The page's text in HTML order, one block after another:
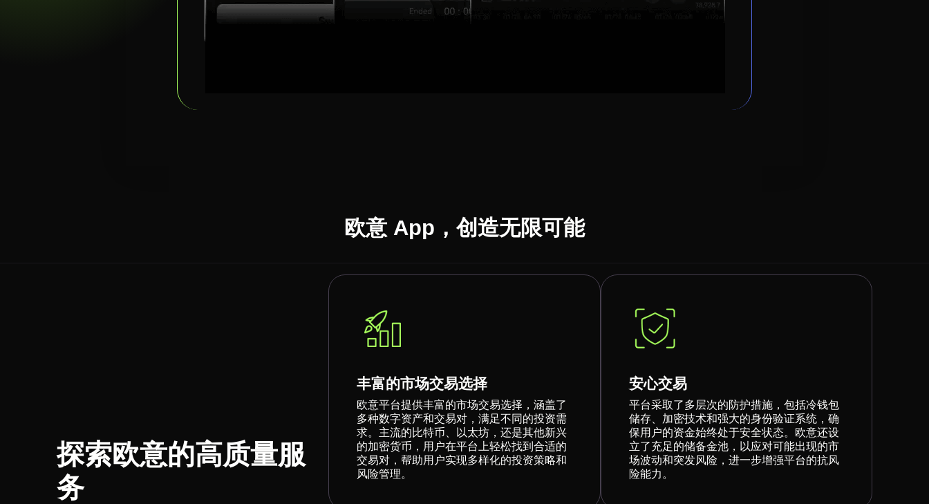
欧意 App，创造无限可能
探索欧意的高质量服
务
丰富的市场交易选择
欧意平台提供丰富的市场交易选择，涵盖了
多种数字资产和交易对，满足不同的投资需
求。主流的比特币、以太坊，还是其他新兴
的加密货币，用户在平台上轻松找到合适的
交易对，帮助用户实现多样化的投资策略和
风险管理。
安心交易
平台采取了多层次的防护措施，包括冷钱包
储存、加密技术和强大的身份验证系统，确
保用户的资金始终处于安全状态。欧意还设
立了充足的储备金池，以应对可能出现的市
场波动和突发风险，进一步增强平台的抗风
险能力。